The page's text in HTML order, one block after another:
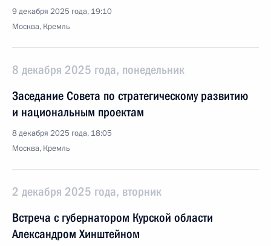
9 декабря 2025 года, 19:10
Москва, Кремль
8 декабря 2025 года, понедельник
Заседание Совета по стратегическому развитию
и национальным проектам
8 декабря 2025 года, 18:05
Москва, Кремль
2 декабря 2025 года, вторник
Встреча с губернатором Курской области
Александром Хинштейном